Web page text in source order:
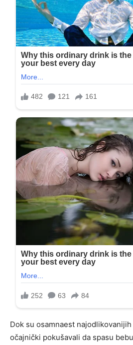
Dok su osamnaest
očajnički pokušavali da spasu